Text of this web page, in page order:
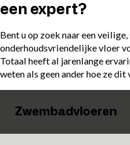
een expert?
Bent u op zoek naar een
onderhoudsvriendelijke vloer
Totaal heeft al jarenlange
weten als geen ander hoe ze dit
Zwembadvloeren